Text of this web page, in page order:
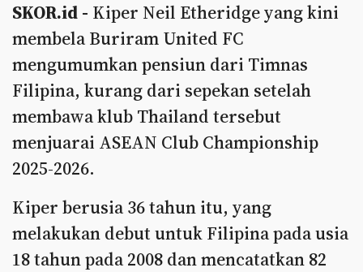
SKOR.id - Kiper Neil Etheridge yang kini
membela Buriram United FC
mengumumkan pensiun dari Timnas
Filipina, kurang dari sepekan setelah
membawa klub Thailand tersebut
menjuarai ASEAN Club Championship
2025-2026.
Kiper berusia 36 tahun itu, yang
melakukan debut untuk Filipina pada usia
18 tahun pada 2008 dan mencatatkan 82